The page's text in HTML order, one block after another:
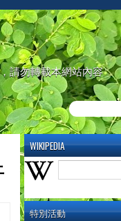
請勿轉載本網站內容
WIKIPEDIA
特別活動